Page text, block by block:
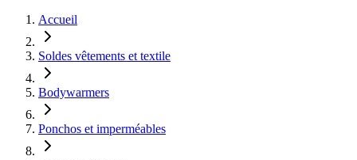
Accueil
Soldes vêtements et textile
Bodywarmers
Ponchos et imperméables